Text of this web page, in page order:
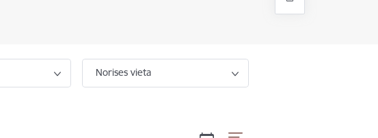
Norises vieta